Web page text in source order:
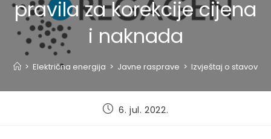
pravila za korekcije cijena
i naknada
> Električna energija > Javne rasprave > Izvještaj o
Post6. jul. 2022.